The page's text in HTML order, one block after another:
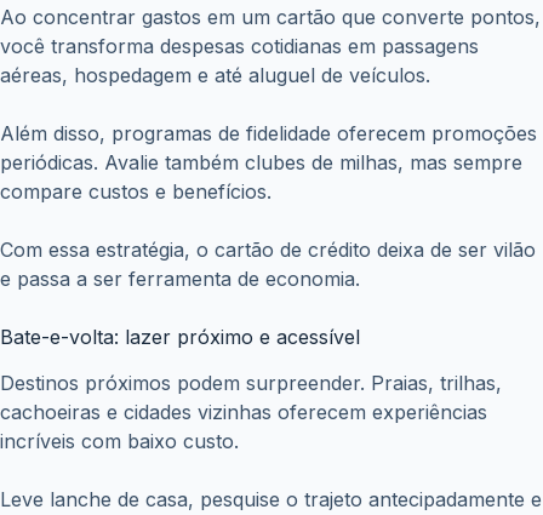
Ao concentrar gastos em um cartão que converte pontos,
você transforma despesas cotidianas em passagens
aéreas, hospedagem e até aluguel de veículos.
Além disso, programas de fidelidade oferecem promoções
periódicas. Avalie também clubes de milhas, mas sempre
compare custos e benefícios.
Com essa estratégia, o cartão de crédito deixa de ser vilão
e passa a ser ferramenta de economia.
Bate-e-volta: lazer próximo e acessível
Destinos próximos podem surpreender. Praias, trilhas,
cachoeiras e cidades vizinhas oferecem experiências
incríveis com baixo custo.
Leve lanche de casa, pesquise o trajeto antecipadamente e